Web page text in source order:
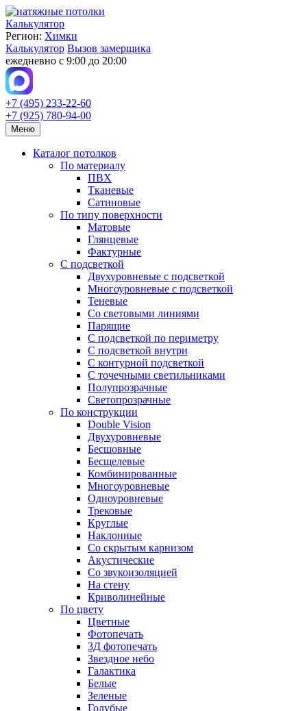
Калькулятор
Регион: Химки
Калькулятор Вызов замерщика
ежедневно с 9:00 до 20:00
+7 (495) 233-22-60
+7 (925) 780-94-00
Меню
Каталог потолков
По материалу
ПВХ
Тканевые
Сатиновые
По типу поверхности
Матовые
Глянцевые
Фактурные
С подсветкой
Двухуровневые с подсветкой
Многоуровневые с подсветкой
Теневые
Со световыми линиями
Парящие
С подсветкой по периметру
С подсветкой внутри
С контурной подсветкой
С точечными светильниками
Полупрозрачные
Светопрозрачные
По конструкции
Double Vision
Двухуровневые
Бесшовные
Бесщелевые
Комбинированные
Многоуровневые
Одноуровневые
Трековые
Круглые
Наклонные
Со скрытым карнизом
Акустические
Со звукоизоляцией
На стену
Криволинейные
По цвету
Цветные
Фотопечать
3Д фотопечать
Звездное небо
Галактика
Белые
Зеленые
Голубые